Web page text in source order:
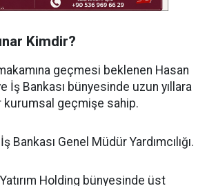
Kimdir?
geçmesi beklenen Hasan
İş Bankası bünyesinde uzun yıllara
kurumsal geçmişe sahip.
İş Bankası Genel Müdür Yardımcılığı.
Holding bünyesinde üst